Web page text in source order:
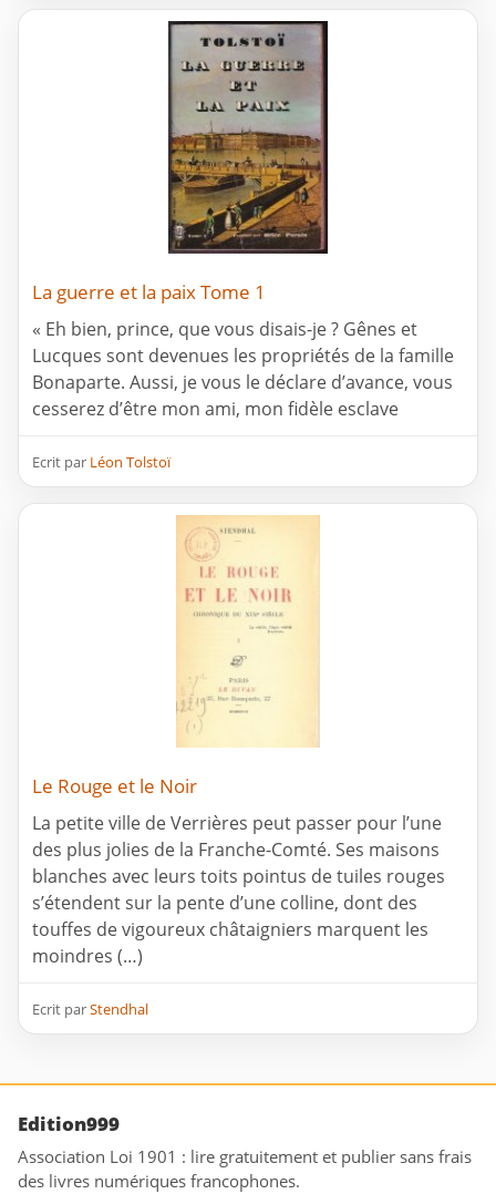
La guerre et la paix Tome 1
« Eh bien, prince, que vous disais-je ? Gênes et
Lucques sont devenues les propriétés de la famille
Bonaparte. Aussi, je vous le déclare d’avance, vous
cesserez d’être mon ami, mon fidèle esclave
Ecrit par Léon Tolstoï
Le Rouge et le Noir
La petite ville de Verrières peut passer pour l’une
des plus jolies de la Franche-Comté. Ses maisons
blanches avec leurs toits pointus de tuiles rouges
s’étendent sur la pente d’une colline, dont des
touffes de vigoureux châtaigniers marquent les
moindres (…)
Ecrit parStendhal
Edition999
Association Loi 1901 : lire gratuitement et publier sans frais
des livres numériques francophones.